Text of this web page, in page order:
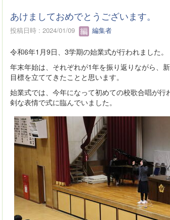
あけましておめでとうございます。
投稿日時 : 2024/01/09 編集者
令和6年1月9日、3学期の始業式が行われました。
年末年始は、それぞれが1年を振り返りながら、
目標を立ててきたことと思います。
始業式では、今年になって初めての校歌合唱が行
剣な表情で式に臨んでいました。